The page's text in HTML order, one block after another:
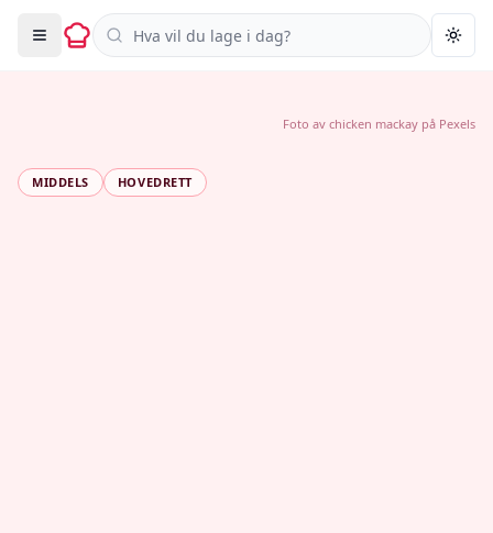
Søk i oppskrifter
MIDDELS HOVEDRETT
Foto av chicken mackay på Pexels